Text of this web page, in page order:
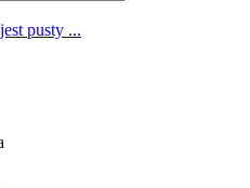
pusty ...